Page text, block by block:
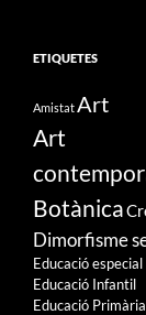
ETIQUETES
AmistatArt
Art
Botànica
Dimorfisme
Educació especial
Educació Infantil
Educació Primària